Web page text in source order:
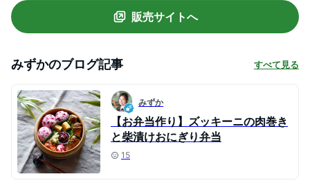
販売サイトへ
みずかのブログ記事 すべて見る
みずか
【お弁当作り】ズッキーニの肉巻き
と柴漬けおにぎり弁当
15